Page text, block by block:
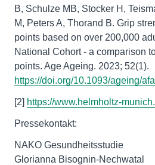
B, Schulze MB, Stocker H,
M, Peters A, Thorand B. Grip
points based on over 200,000
National Cohort - a comparison
points. Age Ageing. 2023; 52(1).
https://doi.org/10.1093/ageing/
[2] https://www.helmholtz-
Pressekontakt:
NAKO Gesundheitsstudie
Glorianna Bisognin-Nechwatal